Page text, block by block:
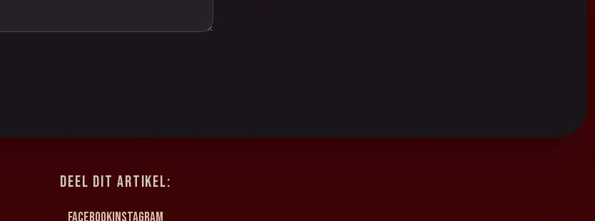
DEEL DIT ARTIKEL:
FacebookInstagram